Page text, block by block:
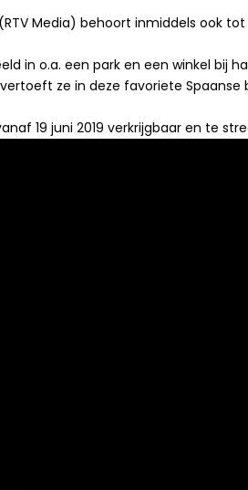
Media) behoort inmiddels ook
in o.a. een park en een winkel bij
ze in deze favoriete
19 juni 2019 verkrijgbaar en te